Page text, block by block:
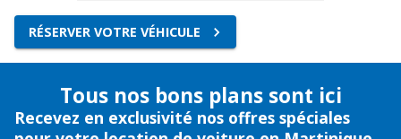
RÉSERVER VOTRE VÉHICULE
Tous nos bons plans sont ici
Recevez en exclusivité nos offres spéciales